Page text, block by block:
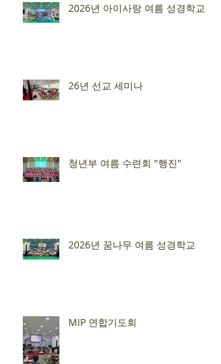
2026년 아이사랑 여름 성경학교
26년 선교 세미나
청년부 여름 수련회 "행진"
2026년 꿈나무 여름 성경학교
MIP 연합기도회